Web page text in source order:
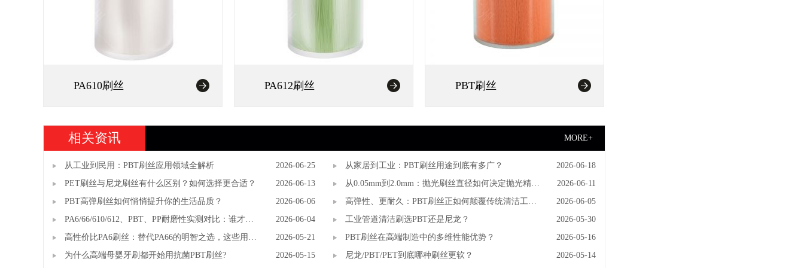
PA610刷丝 PA612刷丝 PBT刷丝
相关资讯 MORE+
从工业到民用：PBT刷丝应用领域全解析 2026-06-25 从家居到工业：PBT刷丝用途到底有多广？
2026-06-18
PET刷丝与尼龙刷丝有什么区别？如何选择更合适？
2026-06-13
从0.05mm到2.0mm：抛光刷丝直径如何决定抛光精
度？
2026-06-11
PBT高弹刷丝如何悄悄提升你的生活品质？
2026-06-06
高弹性、更耐久：PBT刷丝正如何颠覆传统清洁工具
市场？
2026-06-05
PA6/66/610/612、PBT、PP耐磨性实测对比：谁才
是"耐磨之王"？
2026-06-04 工业管道清洁刷选PBT还是尼龙？
2026-05-30
高性价比PA6刷丝：替代PA66的明智之选，这些用途
你知道吗？
2026-05-21 PBT刷丝在高端制造中的多维性能优势？
2026-05-16
为什么高端母婴牙刷都开始用抗菌PBT刷丝?
2026-05-15 尼龙/PBT/PET到底哪种刷丝更软？ 2026-05-14